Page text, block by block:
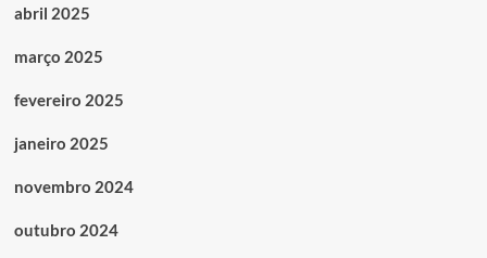
abril 2025
março 2025
fevereiro 2025
janeiro 2025
novembro 2024
outubro 2024